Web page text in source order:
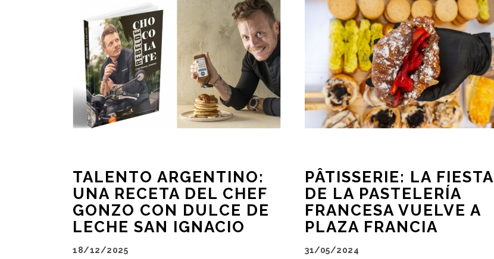
TALENTO ARGENTINO:
UNA RECETA DEL CHEF
GONZO CON DULCE DE
LECHE SAN IGNACIO
18/12/2025
PÂTISSERIE: LA FIESTA
DE LA PASTELERÍA
FRANCESA VUELVE A
PLAZA FRANCIA
31/05/2024